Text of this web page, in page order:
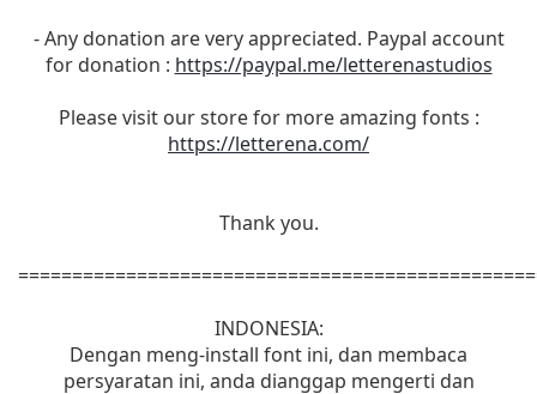
- Any donation are very appreciated. Paypal account
for donation : https://paypal.me/letterenastudios
Please visit our store for more amazing fonts :
https://letterena.com/
Thank you.
INDONESIA:
Dengan meng-install font ini, dan membaca
persyaratan ini, anda dianggap mengerti dan